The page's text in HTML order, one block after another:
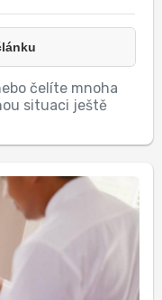
čelíte mnoha
situaci ještě